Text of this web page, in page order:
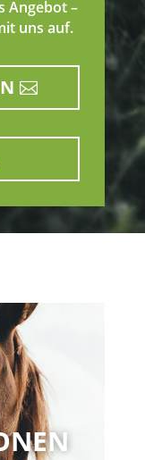
Angebot –
uns auf.